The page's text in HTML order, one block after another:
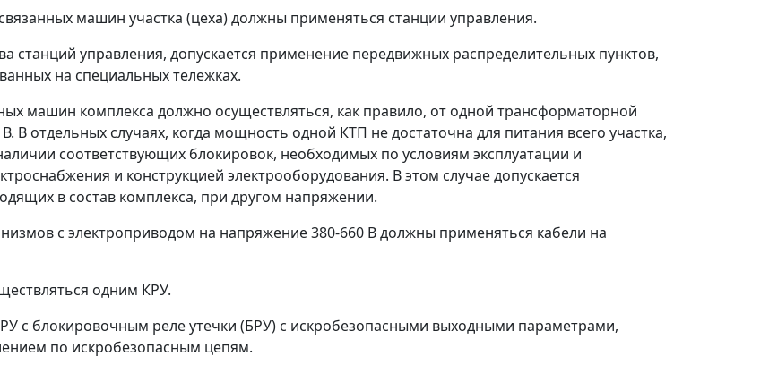
машин участка (цеха) должны применяться станции управления.
станций управления, допускается применение передвижных распределительных пунктов,
на специальных тележках.
машин комплекса должно осуществляться, как правило, от одной трансформаторной
отдельных случаях, когда мощность одной КТП не достаточна для питания всего участка,
соответствующих блокировок, необходимых по условиям эксплуатации и
и конструкцией электрооборудования. В этом случае допускается
в состав комплекса, при другом напряжении.
с электроприводом на напряжение 380-660 В должны применяться кабели на
одним КРУ.
с блокировочным реле утечки (БРУ) с искробезопасными выходными параметрами,
по искробезопасным цепям.